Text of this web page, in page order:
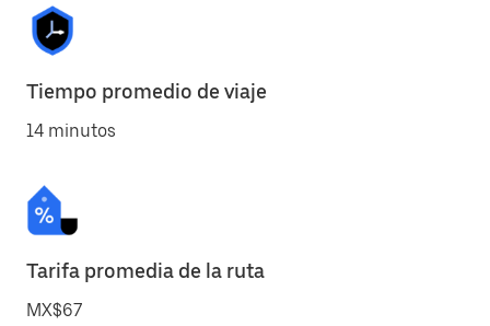
Tiempo promedio de viaje
14 minutos
Tarifa promedia de la ruta
MX$67